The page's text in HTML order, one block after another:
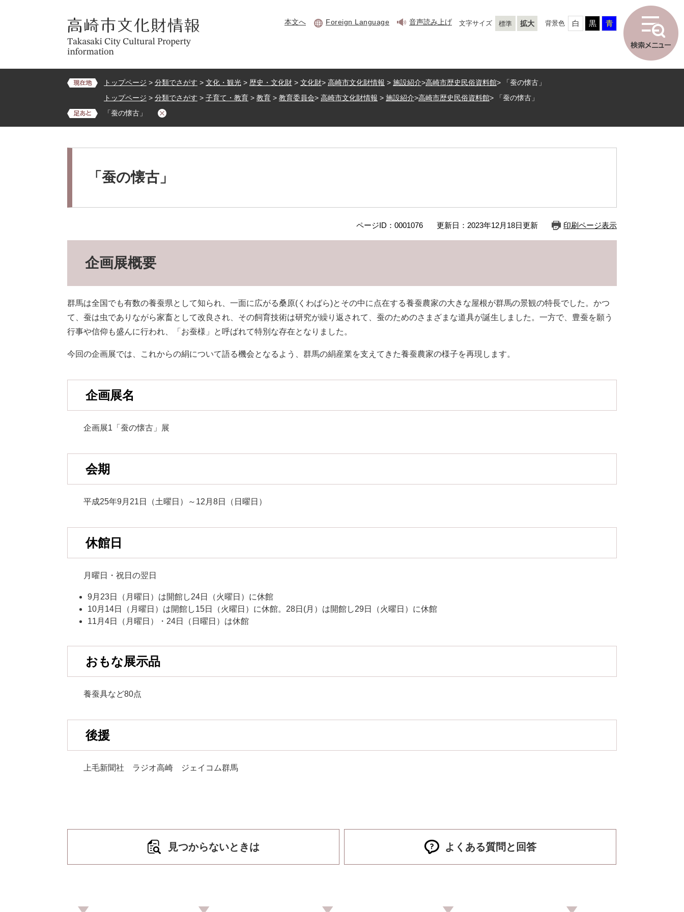
頭
飛
文
本文へ Foreign Language 音声読み上げ 文字サイズ 標準 拡大 背景色 白 黒 青
トップページ > 分類でさがす > 文化・観光 > 歴史・文化財 > 文化財> 高崎市文化財情報 > 施設紹介>高崎市歴史民俗資料館>
「蚕の懐古」
トップページ > 分類でさがす > 子育て・教育 > 教育 > 教育委員会> 高崎市文化財情報 > 施設紹介>高崎市歴史民俗資料館>
「蚕の懐古」
「蚕の懐古」
「蚕の懐古」
ページID：0001076 更新日：2023年12月18日更新 印刷ページ表示
企画展概要
群馬は全国でも有数の養蚕県として知られ、一面に広がる桑原(くわばら)とその中に点在する養蚕農家の大きな屋根が群馬の景観の特長でした。かつ
て、蚕は虫でありながら家畜として改良され、その飼育技術は研究が繰り返されて、蚕のためのさまざまな道具が誕生しました。一方で、豊蚕を願う
行事や信仰も盛んに行われ、「お蚕様」と呼ばれて特別な存在となりました。
今回の企画展では、これからの絹について語る機会となるよう、群馬の絹産業を支えてきた養蚕農家の様子を再現します。
企画展名
企画展1「蚕の懐古」展
会期
平成25年9月21日（土曜日）～12月8日（日曜日）
休館日
月曜日・祝日の翌日
9月23日（月曜日）は開館し24日（火曜日）に休館
10月14日（月曜日）は開館し15日（火曜日）に休館。28日(月）は開館し29日（火曜日）に休館
11月4日（月曜日）・24日（日曜日）は休館
おもな展示品
養蚕具など80点
後援
上毛新聞社 ラジオ高崎 ジェイコム群馬
見つからないときは よくある質問と回答